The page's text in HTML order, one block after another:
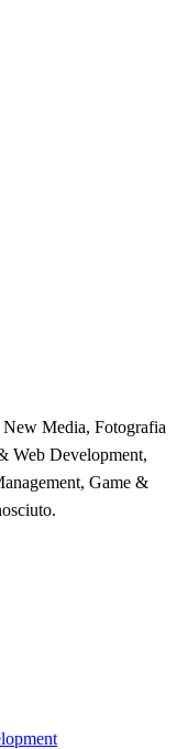
Media, Fotografia
Web Development,
Game &